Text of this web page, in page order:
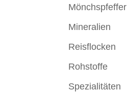
Mönchspfeffer
Mineralien
Reisflocken
Rohstoffe
Spezialitäten